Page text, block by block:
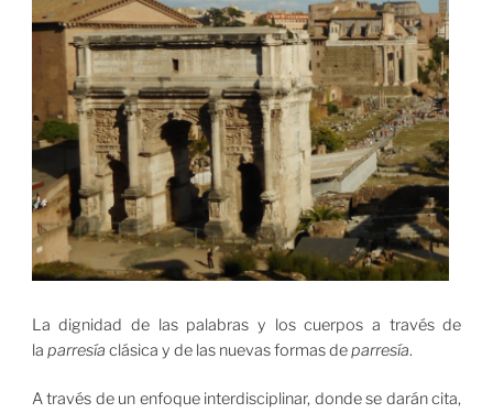
La dignidad de las palabras y los cuerpos a través de
la parresía clásica y de las nuevas formas deparresía.
A través de un enfoque interdisciplinar, donde se darán cita,